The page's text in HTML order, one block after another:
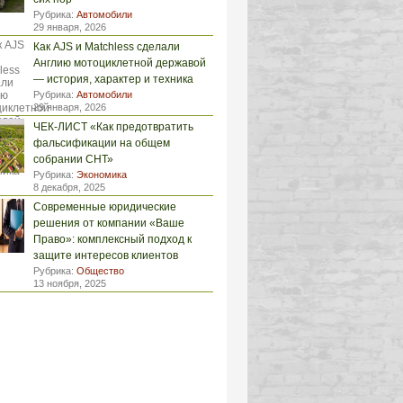
Рубрика: Автомобили
29 января, 2026
Как AJS и Matchless сделали
Англию мотоциклетной державой
— история, характер и техника
Рубрика: Автомобили
29 января, 2026
ЧЕК-ЛИСТ «Как предотвратить
фальсификации на общем
собрании СНТ»
Рубрика: Экономика
8 декабря, 2025
Современные юридические
решения от компании «Ваше
Право»: комплексный подход к
защите интересов клиентов
Рубрика: Общество
13 ноября, 2025